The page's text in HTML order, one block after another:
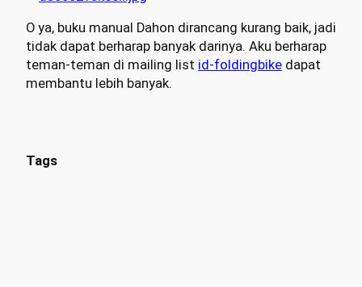
O ya, buku manual Dahon dirancang kurang baik, jadi
tidak dapat berharap banyak darinya. Aku berharap
teman-teman di mailing list id-foldingbike dapat
membantu lebih banyak.
Tags